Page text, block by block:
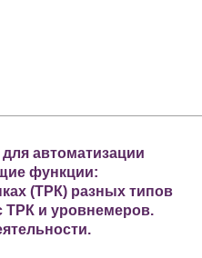
автоматизации
функции:
(ТРК) разных типов
ТРК и уровнемеров.